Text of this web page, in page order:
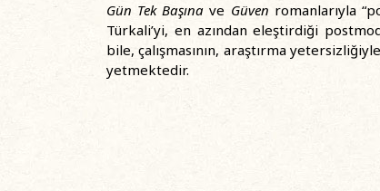
Gün Tek Başınave Güven romanlarıyla
Türkali’yi, en azından eleştirdiği
bile, çalışmasının, araştırma
yetmektedir.